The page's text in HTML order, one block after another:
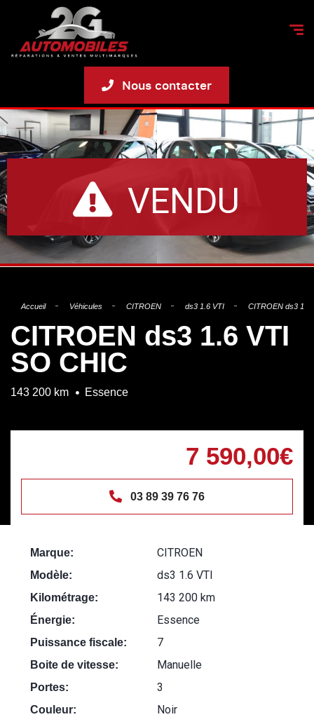
Nous contacter
VENDU
Accueil Véhicules CITROEN ds3 1.6 VTI CITROEN ds3 1.6
CITROEN ds3 1.6 VTI
SO CHIC
143 200 km Essence
7 590,00€
03 89 39 76 76
Marque: CITROEN
Modèle: ds3 1.6 VTI
Kilométrage: 143 200 km
Énergie: Essence
Puissance fiscale: 7
Boite de vitesse: Manuelle
Portes: 3
Couleur: Noir